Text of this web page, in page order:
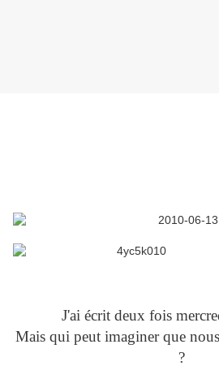
J'ai écrit deux fois
Mais qui peut imaginer que
?